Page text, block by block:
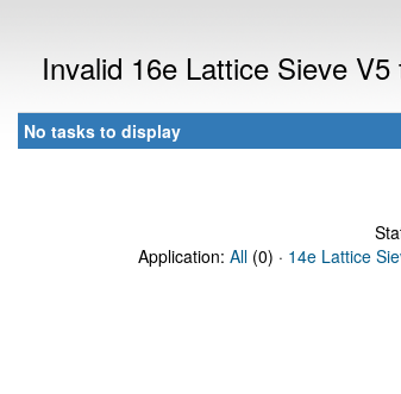
Invalid 16e Lattice Sieve
No tasks to display
Application: All (0) · 14e Lattice